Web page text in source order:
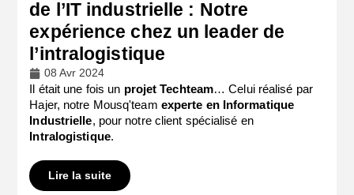
de l’IT industrielle : Notre
expérience chez un leader de
l’intralogistique
08 Avr 2024
Il était une fois un projet Techteam… Celui réalisé par
Hajer, notre Mousq'team experte en Informatique
Industrielle, pour notre client spécialisé en
Intralogistique.
Lire la suite